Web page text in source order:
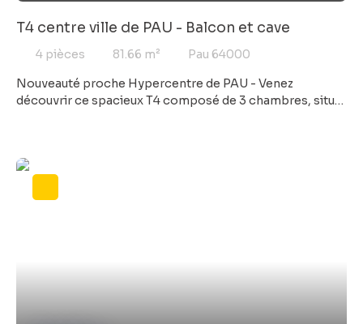
T4 centre ville de PAU - Balcon et cave
4 pièces 81.66 m²
Pau 64000
Nouveauté proche Hypercentre de PAU - Venez
découvrir ce spacieux T4 composé de 3 chambres, situé
projets (résidence principale, projet locatif, colocation,
facilités pour stationner. Excellent rapport qualité/prix !